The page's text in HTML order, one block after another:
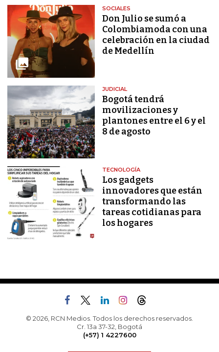
SOCIALES
Don Julio se sumó a
Colombiamoda con una
celebración en la ciudad
de Medellín
JUDICIAL
Bogotá tendrá
movilizaciones y
plantones entre el 6 y el
8 de agosto
TECNOLOGÍA
Los gadgets
innovadores que están
transformando las
tareas cotidianas para
los hogares
© 2026, RCN Medios. Todos los derechos reservados.
Cr. 13a 37-32, Bogotá
(+57) 1 4227600